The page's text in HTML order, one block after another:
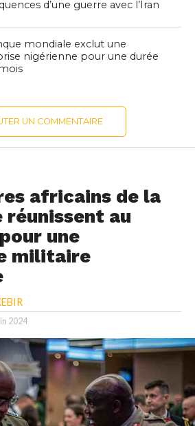
d’une guerre avec l’Iran
mondiale exclut une
nigérienne pour une durée
UN COMMENTAIRE
africains de la
réunissent au
une
militaire
2024